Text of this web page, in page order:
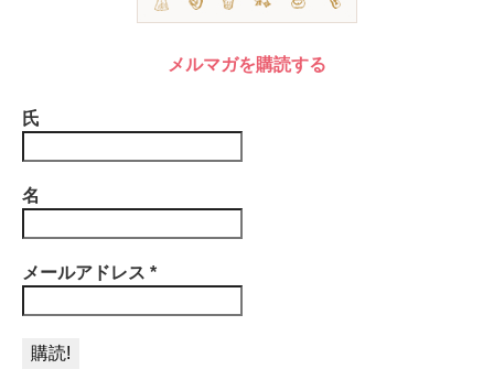
メルマガを購読する
氏
名
メールアドレス *